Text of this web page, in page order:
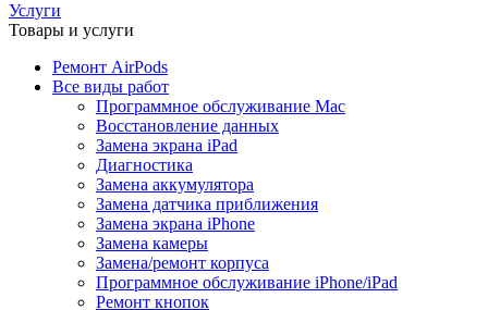
Услуги
Товары и услуги
Ремонт AirPods
Все виды работ
Программное обслуживание Mac
Восстановление данных
Замена экрана iPad
Диагностика
Замена аккумулятора
Замена датчика приближения
Замена экрана iPhone
Замена камеры
Замена/ремонт корпуса
Программное обслуживание iPhone/iPad
Ремонт кнопок